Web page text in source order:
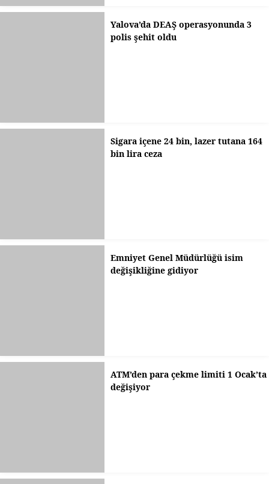
Yalova’da DEAŞ operasyonunda 3
polis şehit oldu
Sigara içene 24 bin, lazer tutana 164
bin lira ceza
Emniyet Genel Müdürlüğü isim
değişikliğine gidiyor
ATM’den para çekme limiti 1 Ocak’ta
değişiyor